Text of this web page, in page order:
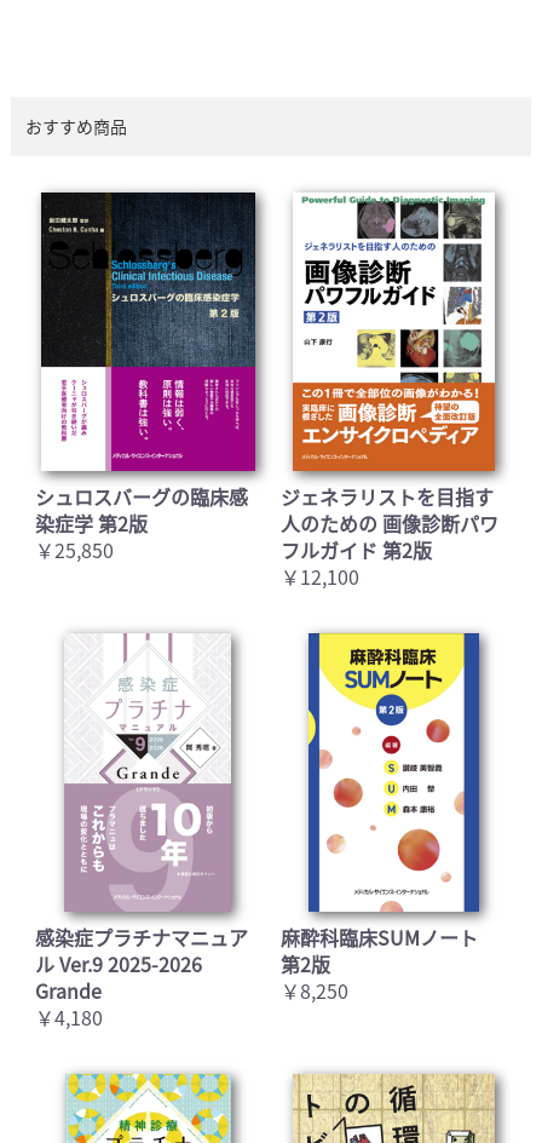
おすすめ商品
シュロスバーグの臨床感
染症学 第2版
￥25,850
ジェネラリストを目指す
人のための 画像診断パワ
フルガイド 第2版
￥12,100
感染症プラチナマニュア
ル Ver.9 2025-2026
Grande
￥4,180
麻酔科臨床SUMノート
第2版
￥8,250